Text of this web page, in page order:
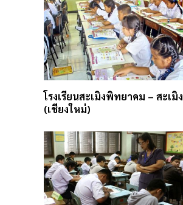
โรงเรียนสะเมิงพิทยาคม – สะเมิง
(เชียงใหม่)